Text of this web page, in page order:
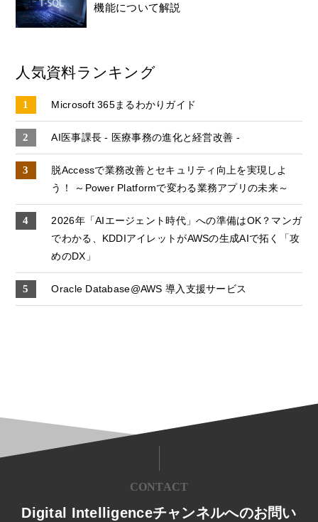
機能について解説
人気資料ランキング
Microsoft 365まるわかりガイド
AI医事課長 - 医療事務の進化と経営改善 -
脱Accessで業務改善とセキュリティ向上を実現しよ
う！ ～Power Platformで変わる業務アプリの未来～
2026年「AIエージェント時代」への準備はOK？マンガ
でわかる、KDDIアイレットがAWSの生成AIで拓く「攻
めのDX」
Oracle Database@AWS 導入支援サービス
CONTACT
Digital Intelligenceチャンネルへのお問い